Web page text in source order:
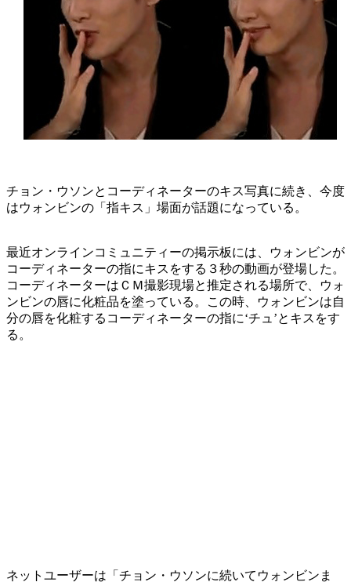
チョン・ウソンとコーディネーターのキス写真に続き、今度
はウォンビンの「指キス」場面が話題になっている。
最近オンラインコミュニティーの掲示板には、ウォンビンが
コーディネーターの指にキスをする３秒の動画が登場した。
コーディネーターはＣＭ撮影現場と推定される場所で、ウォ
ンビンの唇に化粧品を塗っている。この時、ウォンビンは自
分の唇を化粧するコーディネーターの指に‘チュ’とキスをす
る。
ネットユーザーは「チョン・ウソンに続いてウォンビンま